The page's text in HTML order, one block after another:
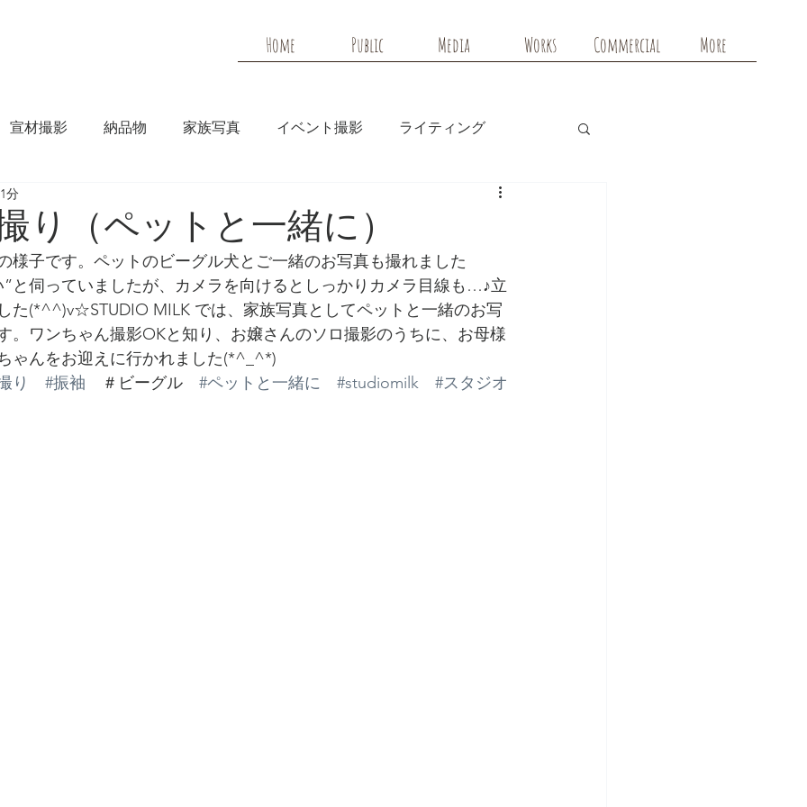
Home Public Media Works Commercial More
宣材撮影 納品物 家族写真 イベント撮影 ライティング
メディア
り（ペットと一緒に）
分
様子です。ペットのビーグル犬とご一緒のお写真も撮れました
と伺っていましたが、カメラを向けるとしっかりカメラ目線も…♪立
た(*^^)v☆STUDIO MILK では、家族写真としてペットと一緒のお写
。ワンちゃん撮影OKと知り、お嬢さんのソロ撮影のうちに、お母様
ゃんをお迎えに行かれました(*^_^*)
り
#振袖 ＃ビーグル #ペットと一緒に #studiomilk #スタジオ